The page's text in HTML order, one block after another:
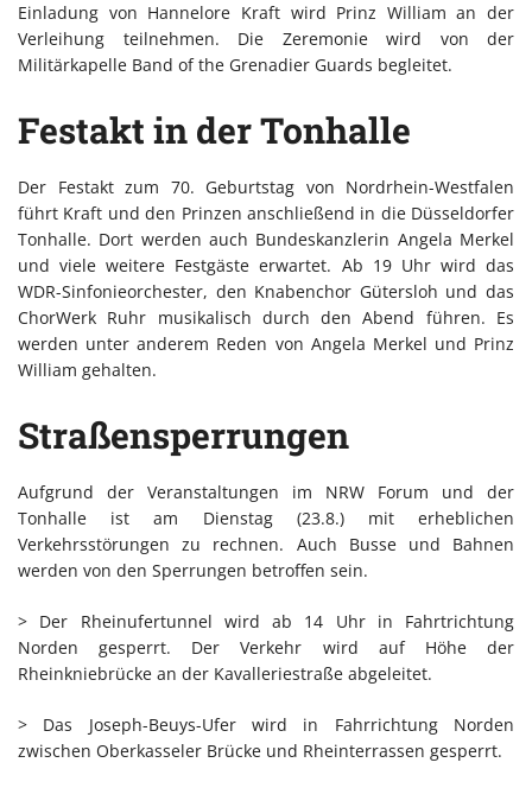
Einladung von Hannelore Kraft wird Prinz William an der
Verleihung teilnehmen. Die Zeremonie wird von der
Militärkapelle Band of the Grenadier Guards begleitet.
Festakt in der Tonhalle
Der Festakt zum 70. Geburtstag von Nordrhein-Westfalen
führt Kraft und den Prinzen anschließend in die Düsseldorfer
Tonhalle. Dort werden auch Bundeskanzlerin Angela Merkel
und viele weitere Festgäste erwartet. Ab 19 Uhr wird das
WDR-Sinfonieorchester, den Knabenchor Gütersloh und das
ChorWerk Ruhr musikalisch durch den Abend führen. Es
werden unter anderem Reden von Angela Merkel und Prinz
William gehalten.
Straßensperrungen
Aufgrund der Veranstaltungen im NRW Forum und der
Tonhalle ist am Dienstag (23.8.) mit erheblichen
Verkehrsstörungen zu rechnen. Auch Busse und Bahnen
werden von den Sperrungen betroffen sein.
> Der Rheinufertunnel wird ab 14 Uhr in Fahrtrichtung
Norden gesperrt. Der Verkehr wird auf Höhe der
Rheinkniebrücke an der Kavalleriestraße abgeleitet.
> Das Joseph-Beuys-Ufer wird in Fahrrichtung Norden
zwischen Oberkasseler Brücke und Rheinterrassen gesperrt.